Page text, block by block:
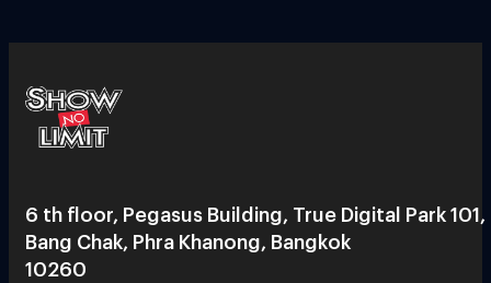
6 th floor, Pegasus Building, True Digital Park 101,
Bang Chak, Phra Khanong, Bangkok
10260